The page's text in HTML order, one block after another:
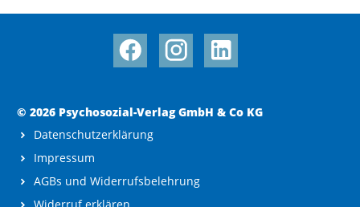
© 2026 Psychosozial-Verlag GmbH & Co KG
Datenschutzerklärung
Impressum
AGBs und Widerrufsbelehrung